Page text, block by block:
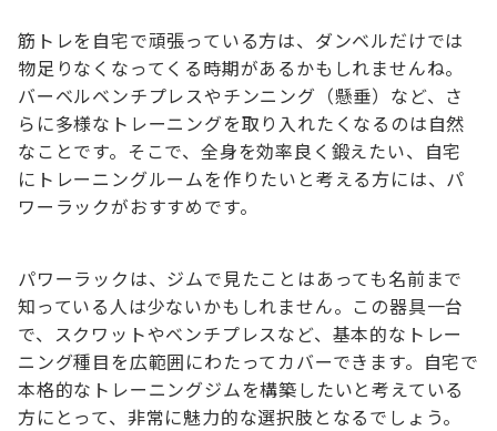
筋トレを自宅で頑張っている方は、ダンベルだけでは
物足りなくなってくる時期があるかもしれませんね。
バーベルベンチプレスやチンニング（懸垂）など、さ
らに多様なトレーニングを取り入れたくなるのは自然
なことです。そこで、全身を効率良く鍛えたい、自宅
にトレーニングルームを作りたいと考える方には、パ
ワーラックがおすすめです。
パワーラックは、ジムで見たことはあっても名前まで
知っている人は少ないかもしれません。この器具一台
で、スクワットやベンチプレスなど、基本的なトレー
ニング種目を広範囲にわたってカバーできます。自宅で
本格的なトレーニングジムを構築したいと考えている
方にとって、非常に魅力的な選択肢となるでしょう。